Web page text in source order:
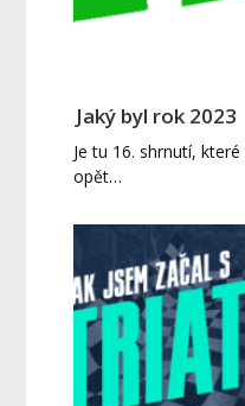
Jaký byl rok 2023
Je tu 16. shrnutí,
opět…